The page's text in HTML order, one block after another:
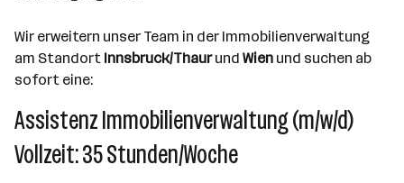
Wir erweitern unser Team in der Immobilienverwaltung
am Standort Innsbruck/Thaurund Wien und suchen ab
sofort eine:
Assistenz Immobilienverwaltung (m/w/d)
Vollzeit: 35 Stunden/Woche